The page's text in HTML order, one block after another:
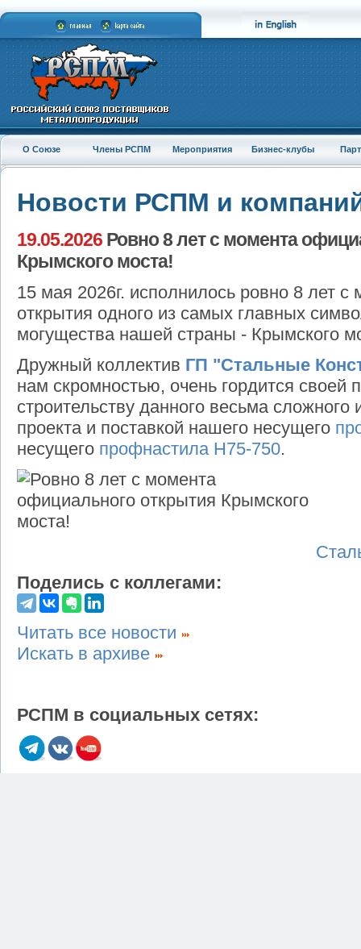
О Союзе Члены РСПМ Мероприятия Бизнес-клубы
Новости РСПМ и
19.05.2026 Ровно 8 лет с момента
Крымского моста!
15 мая 2026г. исполнилось ровно 8 лет
открытия одного из самых главных
могущества нашей страны - Крымского
Дружный коллектив ГП "Стальные
нам скромностью, очень гордится своей
строительству данного весьма сложного
проекта и поставкой нашего несущего
несущего профнастила Н75-750.
Поделись с коллегами:
Читать все новости
Искать в архиве
РСПМ в социальных сетях: